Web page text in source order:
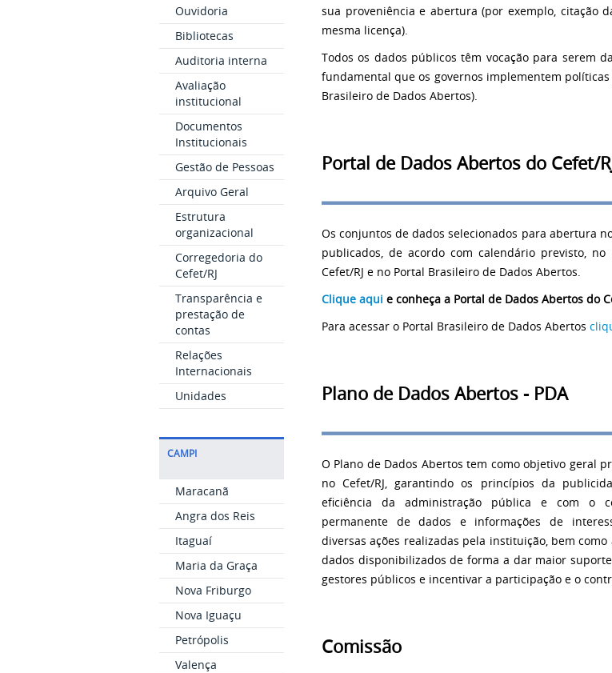
Ouvidoria
Bibliotecas
Auditoria interna
Avaliação
institucional
Documentos
Institucionais
Gestão de Pessoas
Arquivo Geral
Estrutura
organizacional
Corregedoria do
Cefet/RJ
Transparência e
prestação de
contas
Relações
Internacionais
Unidades
CAMPI
Maracanã
Angra dos Reis
Itaguaí
Maria da Graça
Nova Friburgo
Nova Iguaçu
Petrópolis
Valença
sua proveniência e abertura (por exemplo, citação
mesma licença).
Todos os dados públicos têm vocação para serem
fundamental que os governos implementem
Brasileiro de Dados Abertos).
Portal de Dados Abertos do Cefet/
Os conjuntos de dados selecionados para abertura
publicados, de acordo com calendário previsto,
Cefet/RJ e no Portal Brasileiro de Dados Abertos.
Clique aqui e conheça a Portal de Dados Abertos do
Para acessar o Portal Brasileiro de Dados Abertos
Plano de Dados Abertos - PDA
O Plano de Dados Abertos tem como objetivo geral
no Cefet/RJ, garantindo os princípios da
eficiência da administração pública e com o
permanente de dados e informações de
diversas ações realizadas pela instituição, bem
dados disponibilizados de forma a dar maior
gestores públicos e incentivar a participação e o
Comissão